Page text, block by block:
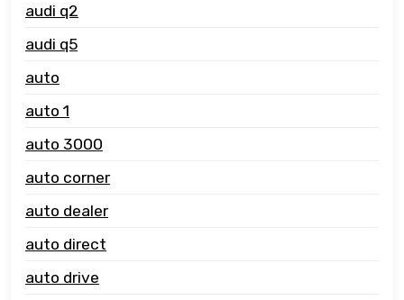
audi q2
audi q5
auto
auto 1
auto 3000
auto corner
auto dealer
auto direct
auto drive